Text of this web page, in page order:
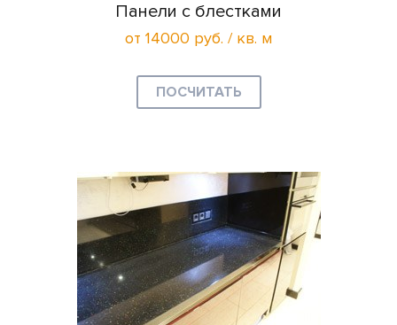
Панели с блестками
от 14000 руб. / кв. м
ПОСЧИТАТЬ